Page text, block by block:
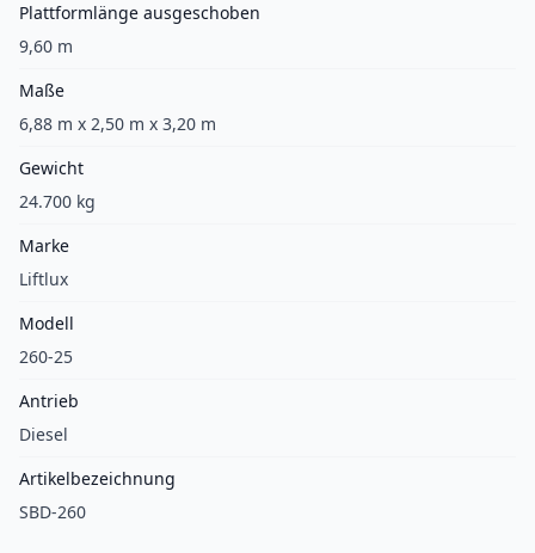
Plattformlänge ausgeschoben
9,60 m
Maße
6,88 m x 2,50 m x 3,20 m
Gewicht
24.700 kg
Marke
Liftlux
Modell
260-25
Antrieb
Diesel
Artikelbezeichnung
SBD-260